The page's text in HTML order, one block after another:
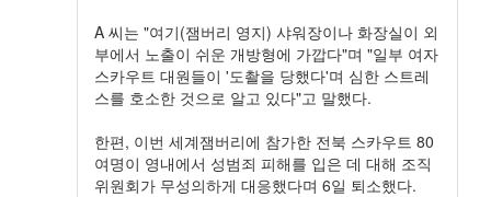
A 씨는 "여기(잼버리 영지) 샤워장이나 화장실이 외
부에서 노출이 쉬운 개방형에 가깝다"며 "일부 여자
스카우트 대원들이 '도촬을 당했다'며 심한 스트레
스를 호소한 것으로 알고 있다"고 말했다.
한편, 이번 세계잼버리에 참가한 전북 스카우트 80
여명이 영내에서 성범죄 피해를 입은 데 대해 조직
위원회가 무성의하게 대응했다며 6일 퇴소했다.